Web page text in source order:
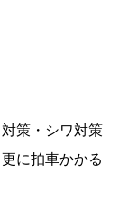
策・シワ対策
に拍車かかる